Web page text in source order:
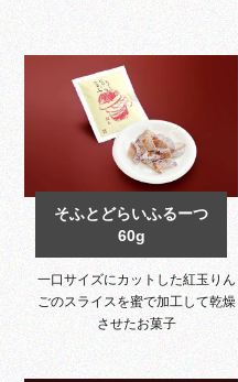
そふとどらいふるーつ
60g
一口サイズにカットした紅玉りん
ごのスライスを蜜で加工して乾燥
させたお菓子